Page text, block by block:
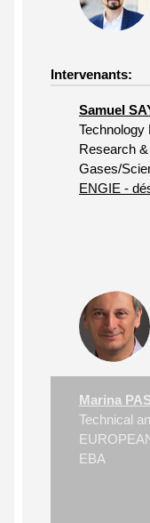
Intervenants:
Samuel
Technology
Research
Gases/
ENGIE -
Marina
Technical
EBA